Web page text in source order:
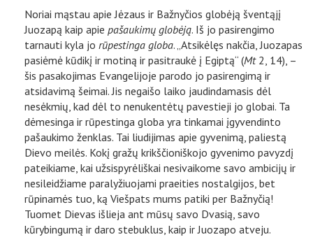
Noriai mąstau apie Jėzaus ir Bažnyčios globėją šventąjį
Juozapą kaip apie pašaukimų globėją. Iš jo pasirengimo
tarnauti kyla jo rūpestinga globa. „Atsikėlęs nakčia, Juozapas
pasiėmė kūdikį ir motiną ir pasitraukė į Egiptą“ (Mt2, 14), –
šis pasakojimas Evangelijoje parodo jo pasirengimą ir
atsidavimą šeimai. Jis negaišo laiko jaudindamasis dėl
nesėkmių, kad dėl to nenukentėtų pavestieji jo globai. Ta
dėmesinga ir rūpestinga globa yra tinkamai įgyvendinto
pašaukimo ženklas. Tai liudijimas apie gyvenimą, paliestą
Dievo meilės. Kokį gražų krikščioniškojo gyvenimo pavyzdį
pateikiame, kai užsispyrėliškai nesivaikome savo ambicijų ir
nesileidžiame paralyžiuojami praeities nostalgijos, bet
rūpinamės tuo, ką Viešpats mums patiki per Bažnyčią!
Tuomet Dievas išlieja ant mūsų savo Dvasią, savo
kūrybingumą ir daro stebuklus, kaip ir Juozapo atveju.